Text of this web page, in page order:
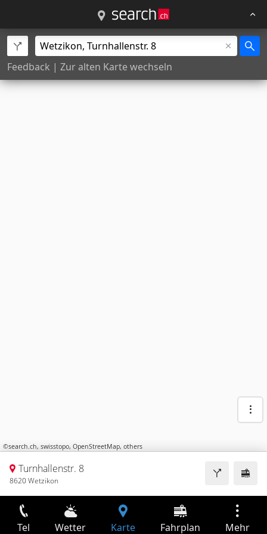
Feedback | Zur alten Karte wechseln
©search.ch, swisstopo, OpenStreetMap, others
Turnhallenstr. 8
8620 Wetzikon
Tel Wetter Karte Fahrplan Mehr